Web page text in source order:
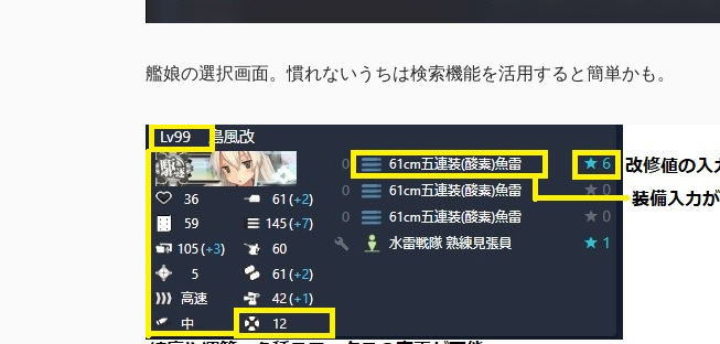
艦娘の選択画面。慣れないうちは検索機能を活用すると簡単かも。